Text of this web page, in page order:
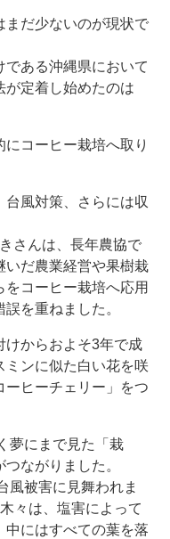
まだ少ないのが現状で
ある沖縄県において
が定着し始めたのは
コーヒー栽培へ取り
台風対策、さらには収
さんは、長年農協で
いだ農業経営や果樹栽
コーヒー栽培へ応用
を重ねました。
けからおよそ3年で成
ミンに似た白い花を咲
ーヒーチェリー」をつ
夢にまで見た「栽
ながりました。
風被害に見舞われま
々は、塩害によって
中にはすべての葉を落